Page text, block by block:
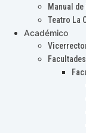
Manual
Teatro La
Académico
Facultades